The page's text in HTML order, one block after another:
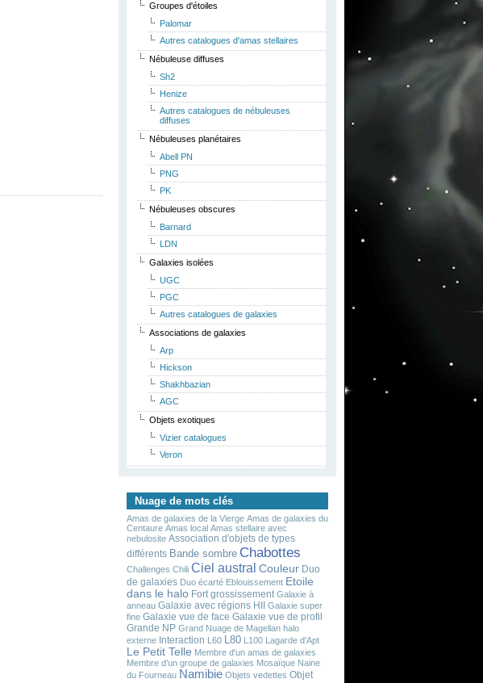
Groupes d'étoiles
Palomar
Autres catalogues d'amas stellaires
Nébuleuse diffuses
Sh2
Henize
Autres catalogues de nébuleuses
diffuses
Nébuleuses planétaires
Abell PN
PNG
PK
Nébuleuses obscures
Barnard
LDN
Galaxies isolées
UGC
PGC
Autres catalogues de galaxies
Associations de galaxies
Arp
Hickson
Shakhbazian
AGC
Objets exotiques
Vizier catalogues
Veron
Nuage de mots clés
Amas de galaxies de la Vierge Amas de galaxies du
Centaure Amas local Amas stellaire avec
nebulosite Association d'objets de types
différents Bande sombre Chabottes
Challenges Chili Ciel austral Couleur Duo
de galaxies Duo écarté Eblouissement Etoile
dans le halo Fort grossissement Galaxie à
anneau Galaxie avec régions HII
Galaxie super
fine Galaxie vue de face Galaxie vue de profil
Grande NP Grand Nuage de Magellan halo
externe Interaction L60 L80 L100 Lagarde d'Apt
Le Petit Telle Membre d'un amas de galaxies
Membre d'un groupe de galaxies Mosaïque Naine
du Fourneau Namibie Objets vedettes Objet